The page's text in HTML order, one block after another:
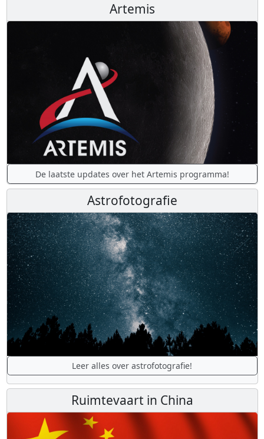
Artemis
De laatste updates over het Artemis programma!
Astrofotografie
Leer alles over astrofotografie!
Ruimtevaart in China